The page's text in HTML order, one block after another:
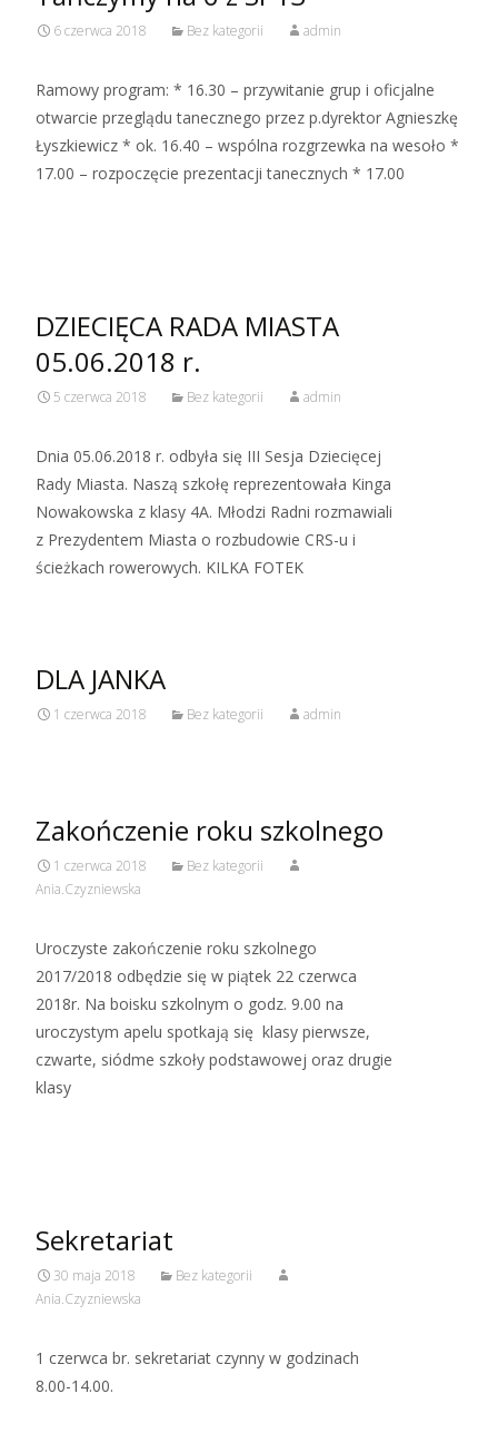
6 czerwca 2018 Bez kategorii admin
Ramowy program: * 16.30 – przywitanie grup i oficjalne
otwarcie przeglądu tanecznego przez p.dyrektor Agnieszkę
Łyszkiewicz * ok. 16.40 – wspólna rozgrzewka na wesoło *
17.00 – rozpoczęcie prezentacji tanecznych * 17.00
DZIECIĘCA RADA MIASTA
05.06.2018 r.
5 czerwca 2018 Bez kategorii admin
Dnia 05.06.2018 r. odbyła się III Sesja Dziecięcej
Rady Miasta. Naszą szkołę reprezentowała Kinga
Nowakowska z klasy 4A. Młodzi Radni rozmawiali
z Prezydentem Miasta o rozbudowie CRS-u i
ścieżkach rowerowych. KILKA FOTEK
DLA JANKA
1 czerwca 2018 Bez kategorii admin
Zakończenie roku szkolnego
1 czerwca 2018
Bez kategorii
Ania.Czyzniewska
Uroczyste zakończenie roku szkolnego
2017/2018 odbędzie się w piątek 22 czerwca
2018r. Na boisku szkolnym o godz. 9.00 na
uroczystym apelu spotkają się klasy pierwsze,
czwarte, siódme szkoły podstawowej oraz drugie
klasy
Sekretariat
30 maja 2018
Bez kategorii
Ania.Czyzniewska
1 czerwca br. sekretariat czynny w godzinach
8.00-14.00.